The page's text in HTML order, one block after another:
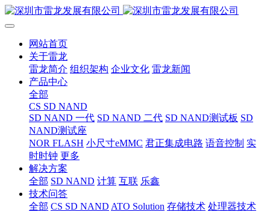
网站首页
关于雷龙
雷龙简介 组织架构 企业文化 雷龙新闻
产品中心
全部
CS SD NAND
SD NAND 一代 SD NAND 二代 SD NAND测试板 SD
NAND测试座
NOR FLASH 小尺寸eMMC 君正集成电路 语音控制 实
时时钟 更多
解决方案
全部 SD NAND 计算 互联 乐鑫
技术问答
全部 CS SD NAND ATO Solution 存储技术 处理器技术